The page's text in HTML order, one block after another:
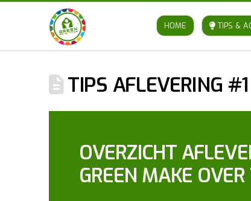
HOME TIPS &
TIPS AFLEVERING
OVERZICHT
GREEN MAKE